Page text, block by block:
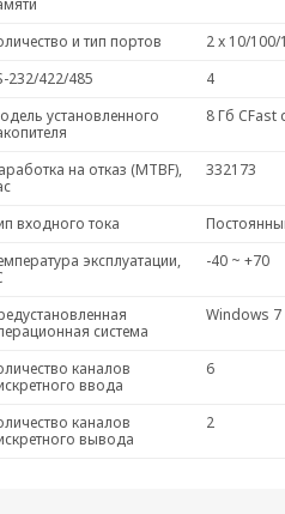
и тип портов
2 x 10/
232/422/485
4
установленного
8 Гб CFast
на отказ (MTBF),
332173
входного тока
эксплуатации,
-40 ~ +70
система
Windows
каналов
ввода
6
каналов
вывода
2